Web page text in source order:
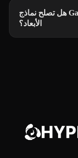
هل تصلح نماذج Game Prop للألعاب أو الطباعة ثلاثية
الأبعاد؟